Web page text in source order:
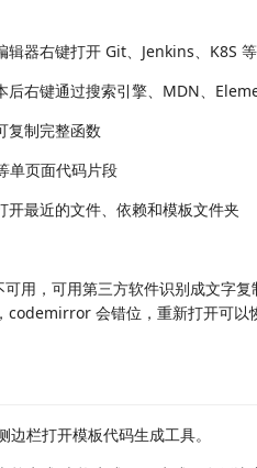
辑器右键打开 Git、Jenkins、K8S
后右键通过搜索引擎、MDN、
复制完整函数
页面代码片段
开最近的文件、依赖和模板文件夹
用，可用第三方软件识别成文字复
codemirror 会错位，重新打开可以
栏打开模板代码生成工具。